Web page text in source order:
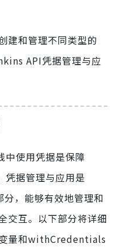
建和管理不同类型的
API凭据管理与应
使用凭据是保障
凭据管理与应用是
，能够有效地管理和
交互。以下部分将详细
量和withCredentials